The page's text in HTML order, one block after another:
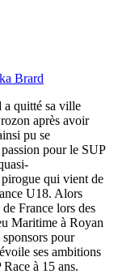
Brard
a quitté sa ville
après avoir
pu se
pour le SUP
qui vient de
U18. Alors
France lors des
Maritime à Royan
pour
ses ambitions
à 15 ans.